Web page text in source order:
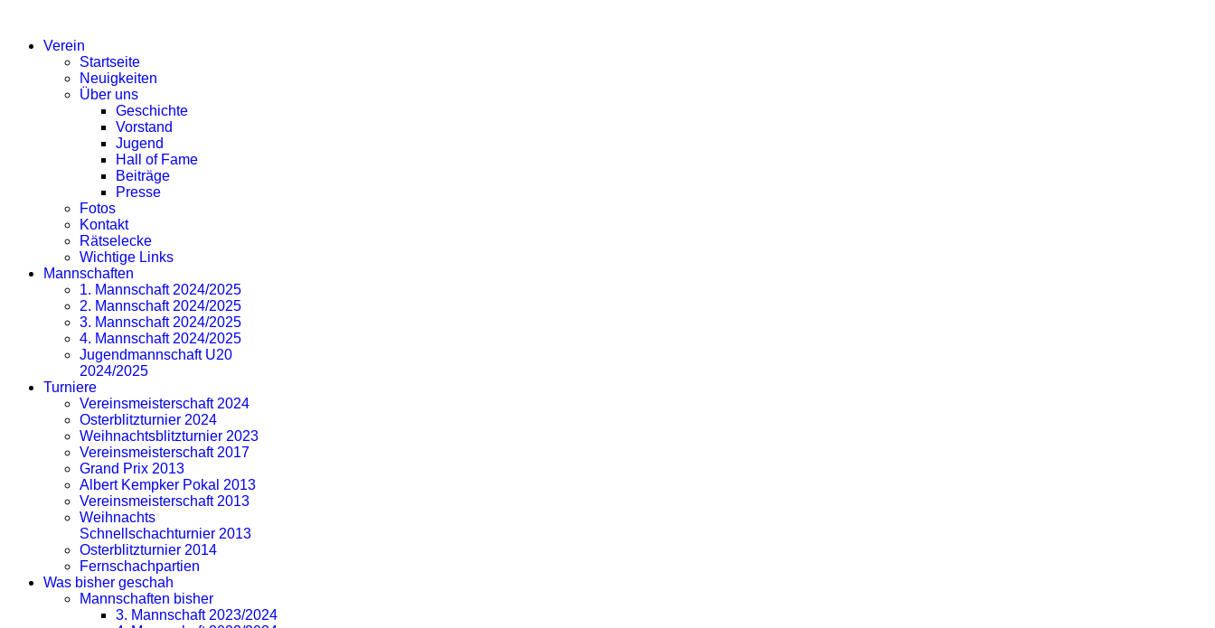
Verein
Startseite
Neuigkeiten
Über uns
Geschichte
Vorstand
Jugend
Hall of Fame
Beiträge
Presse
Fotos
Kontakt
Rätselecke
Wichtige Links
Mannschaften
1. Mannschaft 2024/2025
2. Mannschaft 2024/2025
3. Mannschaft 2024/2025
4. Mannschaft 2024/2025
Jugendmannschaft U20
2024/2025
Turniere
Vereinsmeisterschaft 2024
Osterblitzturnier 2024
Weihnachtsblitzturnier 2023
Vereinsmeisterschaft 2017
Grand Prix 2013
Albert Kempker Pokal 2013
Vereinsmeisterschaft 2013
Weihnachts
Schnellschachturnier 2013
Osterblitzturnier 2014
Fernschachpartien
Was bisher geschah
Mannschaften bisher
3. Mannschaft 2023/2024